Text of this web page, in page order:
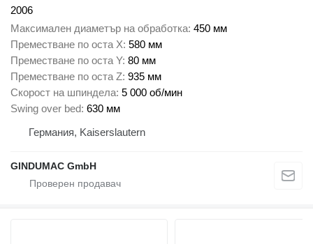
2006
Максимален диаметър на обработка 450 мм
Преместване по оста X 580 мм
Преместване по оста Y 80 мм
Преместване по оста Z 935 мм
Скорост на шпиндела 5 000 об/мин
Swing over bed 630 мм
Германия, Kaiserslautern
GINDUMAC GmbH